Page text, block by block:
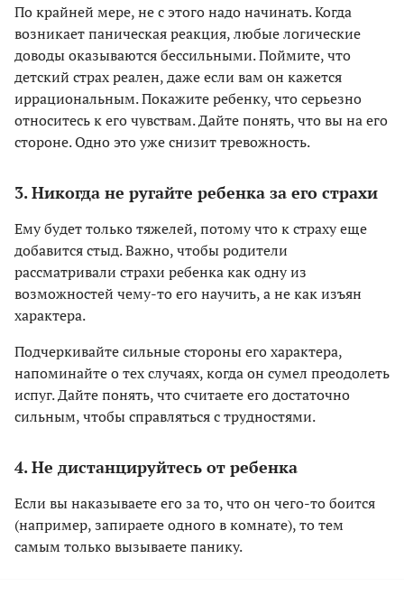
По крайней мере, не с этого надо начинать. Когда
возникает паническая реакция, любые логические
доводы оказываются бессильными. Поймите, что
детский страх реален, даже если вам он кажется
иррациональным. Покажите ребенку, что серьезно
относитесь к его чувствам. Дайте понять, что вы на его
стороне. Одно это уже снизит тревожность.
3. Никогда не ругайте ребенка за его страхи
Ему будет только тяжелей, потому что к страху еще
добавится стыд. Важно, чтобы родители
рассматривали страхи ребенка как одну из
возможностей чему-то его научить, а не как изъян
характера.
Подчеркивайте сильные стороны его характера,
напоминайте о тех случаях, когда он сумел преодолеть
испуг. Дайте понять, что считаете его достаточно
сильным, чтобы справляться с трудностями.
4. Не дистанцируйтесь от ребенка
Если вы наказываете его за то, что он чего-то боится
(например, запираете одного в комнате), то тем
самым только вызываете панику.